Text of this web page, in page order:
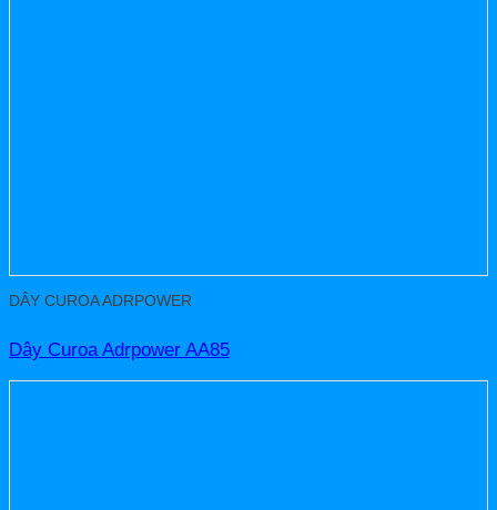
DÂY CUROA ADRPOWER
Dây Curoa Adrpower AA85